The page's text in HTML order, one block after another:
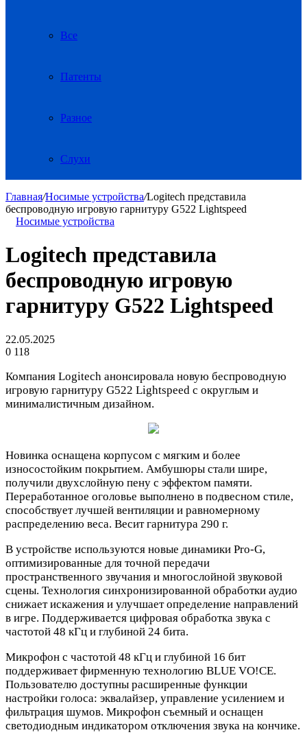
Все
Патенты
Разное
Слухи
Главная/Носимые устройства/Logitech представила
беспроводную игровую гарнитуру G522 Lightspeed
Носимые устройства
Logitech представила
беспроводную игровую
гарнитуру G522 Lightspeed
22.05.2025
0 118
Компания Logitech анонсировала новую беспроводную
игровую гарнитуру G522 Lightspeed с округлым и
минималистичным дизайном.
Новинка оснащена корпусом с мягким и более
износостойким покрытием. Амбушюры стали шире,
получили двухслойную пену с эффектом памяти.
Переработанное оголовье выполнено в подвесном стиле,
способствует лучшей вентиляции и равномерному
распределению веса. Весит гарнитура 290 г.
В устройстве используются новые динамики Pro-G,
оптимизированные для точной передачи
пространственного звучания и многослойной звуковой
сцены. Технология синхронизированной обработки аудио
снижает искажения и улучшает определение направлений
в игре. Поддерживается цифровая обработка звука с
частотой 48 кГц и глубиной 24 бита.
Микрофон с частотой 48 кГц и глубиной 16 бит
поддерживает фирменную технологию BLUE VO!CE.
Пользователю доступны расширенные функции
настройки голоса: эквалайзер, управление усилением и
фильтрация шумов. Микрофон съемный и оснащен
светодиодным индикатором отключения звука на кончике.